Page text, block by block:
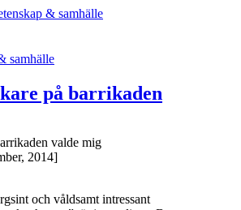
samhälle
på barrikaden
valde mig
2014]
och våldsamt intressant